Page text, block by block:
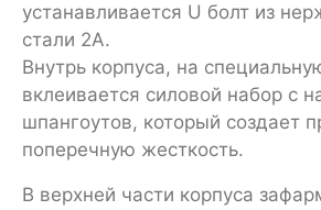
устанавливается U болт из
стали 2А.
Внутрь корпуса, на
вклеивается силовой набор с
шпангоутов, который создает
поперечную жесткость.
В верхней части корпуса